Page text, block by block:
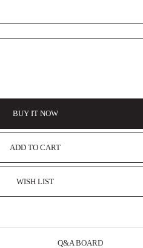
BUY IT NOW
ADD TO CART
WISH LIST
Q&A BOARD